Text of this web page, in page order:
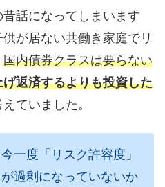
話になってしまいます
が居ない共働き家庭でリ
国内債券クラスは要らない
返済するよりも投資した
えていました。
一度「リスク許容度」
過剰になっていないか